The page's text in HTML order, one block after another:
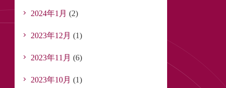
2024年1月 (2)
2023年12月 (1)
2023年11月 (6)
2023年10月 (1)